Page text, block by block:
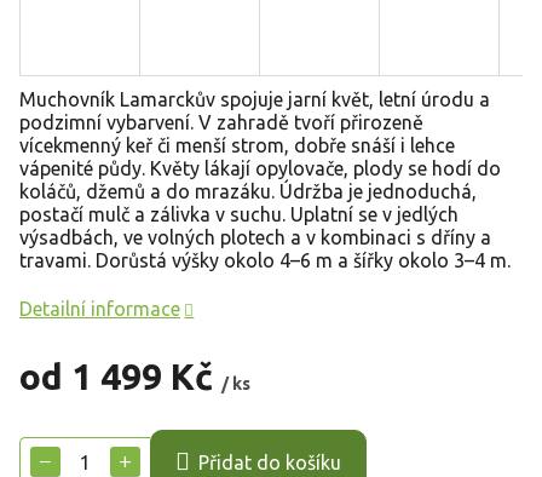
od 1 499 Kč / ks
cena:
+
− Přidat do košíku
Muchovník Lamarckův spojuje jarní květ, letní úrodu a
podzimní vybarvení. V zahradě tvoří přirozeně
vícekmenný keř či menší strom, dobře snáší i lehce
vápenité půdy. Květy lákají opylovače, plody se hodí do
koláčů, džemů a do mrazáku. Údržba je jednoduchá,
postačí mulč a zálivka v suchu. Uplatní se v jedlých
výsadbách, ve volných plotech a v kombinaci s dříny a
travami. Dorůstá výšky okolo 4–6 m a šířky okolo 3–4 m.
Detailní informace